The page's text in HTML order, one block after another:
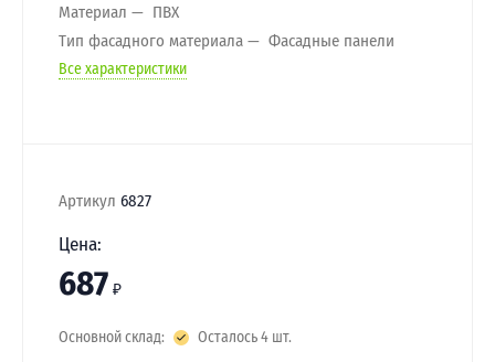
Материал
ПВХ
Тип фасадного материала
Фасадные панели
Все характеристики
Артикул 6827
Цена:
687 ₽
Основной склад: Осталось 4 шт.